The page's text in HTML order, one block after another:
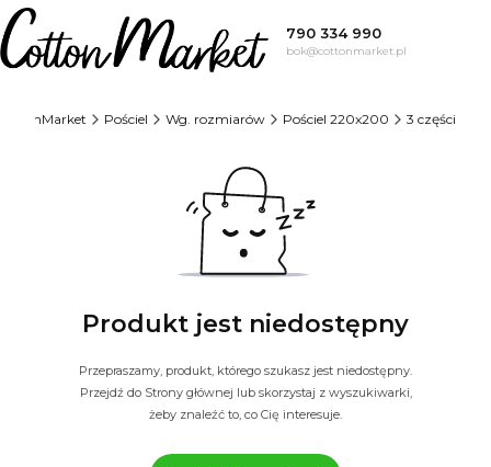
790 334 990
bok@cottonmarket.pl
Pościel Wg. rozmiarów Pościel 220x200 3 części
Produkt jest niedostępny
Przepraszamy, produkt, którego szukasz jest niedostępny.
Przejdź do Strony głównej lub skorzystaj z wyszukiwarki,
żeby znaleźć to, co Cię interesuje.